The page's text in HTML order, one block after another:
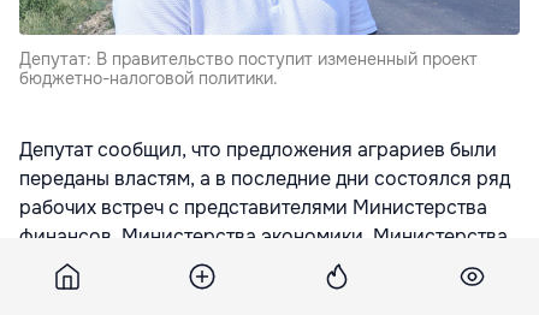
Депутат: В правительство поступит измененный проект
бюджетно-налоговой политики.
Депутат сообщил, что предложения аграриев были
переданы властям, а в последние дни состоялся ряд
рабочих встреч с представителями Министерства
финансов, Министерства экономики, Министерства
труда и социальной защиты, а также с премьер-
министром для поиска решений, сообщает
Studio-L